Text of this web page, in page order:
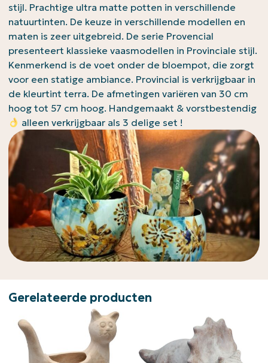
stijl. Prachtige ultra matte potten in verschillende
natuurtinten. De keuze in verschillende modellen en
maten is zeer uitgebreid. De serie Provencial
presenteert klassieke vaasmodellen in Provinciale stijl.
Kenmerkend is de voet onder de bloempot, die zorgt
voor een statige ambiance. Provincial is verkrijgbaar in
de kleurtint terra. De afmetingen variëren van 30 cm
hoog tot 57 cm hoog. Handgemaakt & vorstbestendig
alleen verkrijgbaar als 3 delige set !
Gerelateerde producten